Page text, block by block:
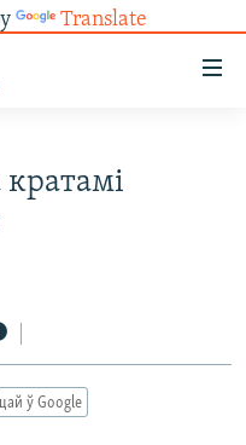
Translate
ў Google